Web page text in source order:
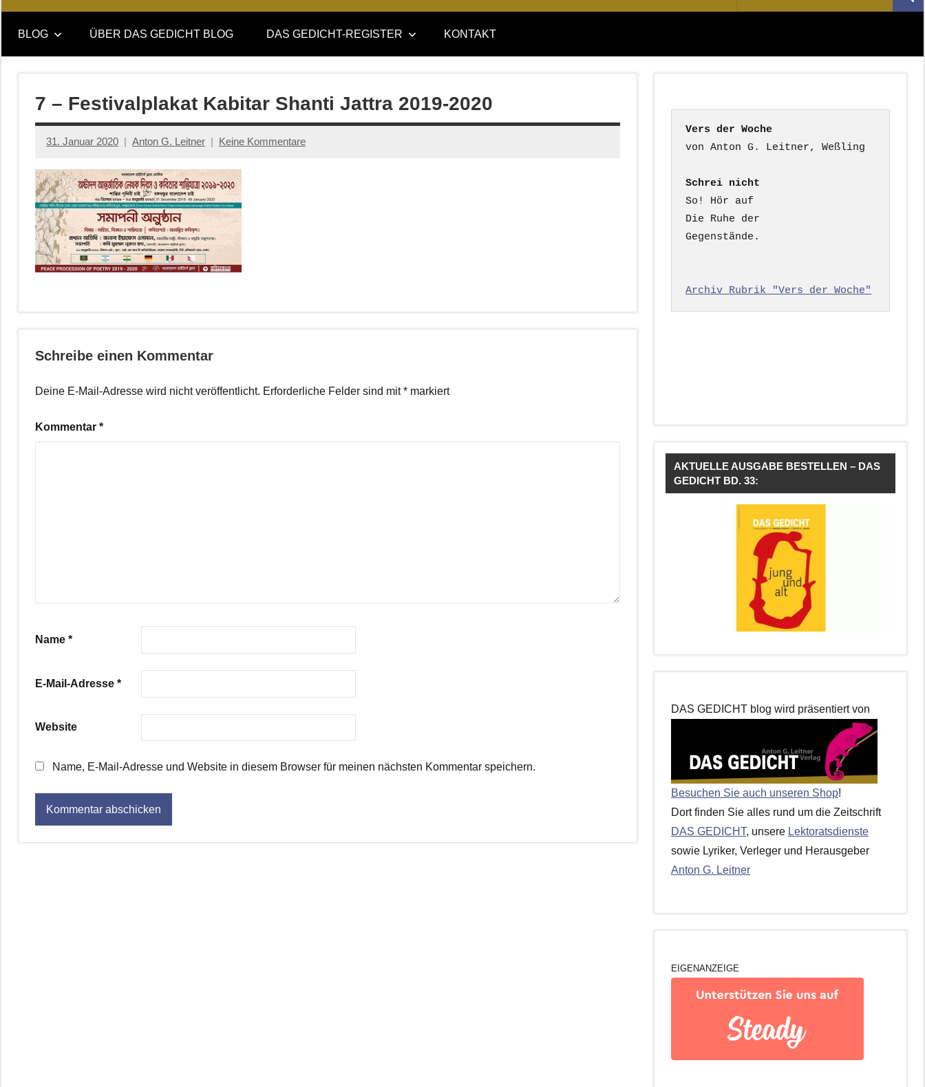
DAS
GEDICHT
blog
DAS
GEDICHT.
Zeitschrift
nach:
BLOG ÜBER DAS GEDICHT BLOG DAS GEDICHT-REGISTER KONTAKT
7 – Festivalplakat Kabitar Shanti Jattra 2019-2020
31. Januar 2020 Anton G. Leitner Keine Kommentare
Schreibe einen Kommentar
Deine E-Mail-Adresse wird nicht veröffentlicht. Erforderliche Felder sind mit* markiert
Kommentar *
Name *
E-Mail-Adresse *
Website
Name, E-Mail-Adresse und Website in diesem Browser für meinen nächsten Kommentar speichern.
Vers der Woche
Schrei nicht
So! Hör auf
Die Ruhe der
Gegenstände.
Archiv Rubrik "Vers der Woche"
AKTUELLE AUSGABE BESTELLEN – DAS
GEDICHT BD. 33:
DAS GEDICHT blog wird präsentiert von
Besuchen Sie auch unseren Shop!
Dort finden Sie alles rund um die Zeitschrift
DAS GEDICHT, unsere Lektoratsdienste
sowie Lyriker, Verleger und Herausgeber
Anton G. Leitner
EIGENANZEIGE